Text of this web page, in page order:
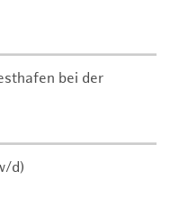
bei der
d)